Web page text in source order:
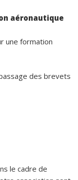
aéronautique
une formation
des brevets
le cadre de